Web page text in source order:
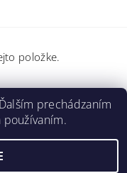
položke.
prechádzaním